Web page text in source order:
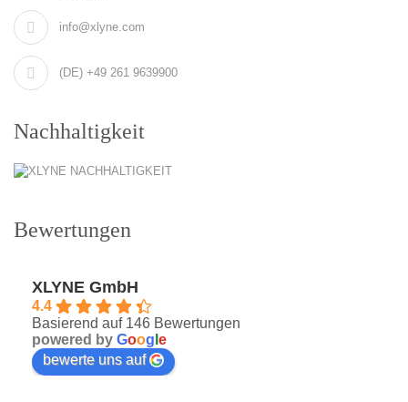
info@xlyne.com
(DE) +49 261 9639900
Nachhaltigkeit
Bewertungen
XLYNE GmbH
4.4
Basierend auf 146 Bewertungen
powered by Goog e
bewerte uns auf